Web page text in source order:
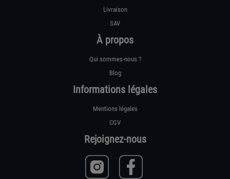
Livraison
SAV
À propos
Qui sommes-nous ?
Blog
Informations légales
Mentions légales
CGV
Rejoignez-nous